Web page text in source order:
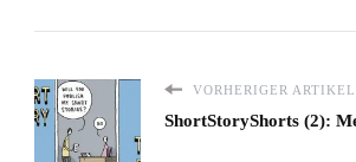
VORHERIGER ARTIKEL
ShortStoryShorts (2):